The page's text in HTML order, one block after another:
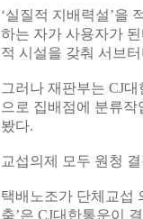
‘실질적 지배력설’을
하는 자가 사용자가
적 시설을 갖춰 서브
그러나 재판부는 CJ
으로 집배점에 분류
봤다.
교섭의제 모두 원청
택배노조가 단체교섭
축’은 CJ대한통운이